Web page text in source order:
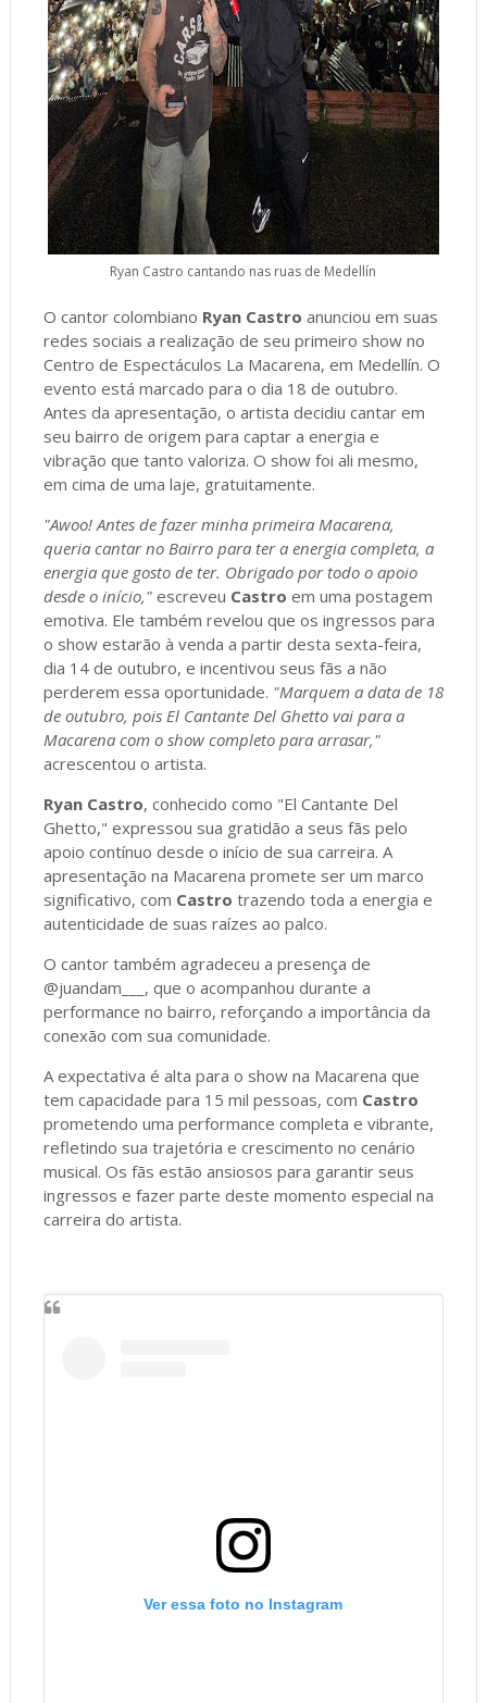
Ryan Castro cantando nas ruas de Medellín
O cantor colombiano Ryan Castro anunciou em suas
redes sociais a realização de seu primeiro show no
Centro de Espectáculos La Macarena, em Medellín. O
evento está marcado para o dia 18 de outubro.
Antes da apresentação, o artista decidiu cantar em
seu bairro de origem para captar a energia e
vibração que tanto valoriza. O show foi ali mesmo,
em cima de uma laje, gratuitamente.
"Awoo! Antes de fazer minha primeira Macarena,
queria cantar no Bairro para ter a energia completa, a
energia que gosto de ter. Obrigado por todo o apoio
desde o início,"escreveu Castro em uma postagem
emotiva. Ele também revelou que os ingressos para
o show estarão à venda a partir desta sexta-feira,
dia 14 de outubro, e incentivou seus fãs a não
perderem essa oportunidade. "Marquem a data de 18
de outubro, pois El Cantante Del Ghetto vai para a
Macarena com o show completo para arrasar,"
acrescentou o artista.
Ryan Castro, conhecido como "El Cantante Del
Ghetto," expressou sua gratidão a seus fãs pelo
apoio contínuo desde o início de sua carreira. A
apresentação na Macarena promete ser um marco
significativo, com Castro trazendo toda a energia e
autenticidade de suas raízes ao palco.
O cantor também agradeceu a presença de
@juandam___, que o acompanhou durante a
performance no bairro, reforçando a importância da
conexão com sua comunidade.
A expectativa é alta para o show na Macarena que
tem capacidade para 15 mil pessoas, com Castro
prometendo uma performance completa e vibrante,
refletindo sua trajetória e crescimento no cenário
musical. Os fãs estão ansiosos para garantir seus
ingressos e fazer parte deste momento especial na
carreira do artista.
Ver essa foto no Instagram